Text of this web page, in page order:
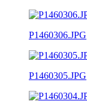
P1460306.JPG
P1460305.JPG